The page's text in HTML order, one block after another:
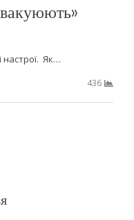
настрої. Як…
436